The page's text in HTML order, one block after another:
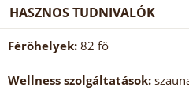
HASZNOS TUDNIVALÓK
Férőhelyek: 82 fő
Wellness szolgáltatások: